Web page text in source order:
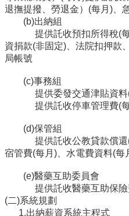
展
委
員
錄
其
它
退撫提撥、勞退金）(每月)、
(b)出納組
提供託收預扣所得稅(每
資捐款(非固定)、法院扣押款
局帳號
(c)事務組
提供委發交通津貼資料(
提供託收停車管理費(每
(d)保管組
提供託收公教貸款償還(每
宿管費(每月)、水電費資料(每
(e)醫藥互助委員會
提供託收醫藥互助保險
(二)系統規劃
1.出納薪資系統主程式